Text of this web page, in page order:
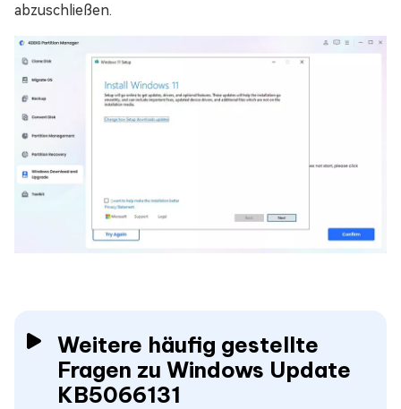
abzuschließen.
Weitere häufig gestellte
Fragen zu Windows Update
KB5066131